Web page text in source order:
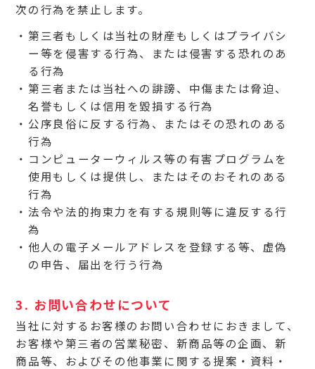
次の行為を禁止します。
第三者もしくは当社の財産もしくはプライバシ
ー等を侵害する行為、または侵害する恐れのあ
る行為
第三者または当社への誹謗、中傷または脅迫、
名誉もしくは信用を毀損する行為
公序良俗に反する行為、またはその恐れのある
行為
コンピューターウィルス等の有害プログラムを
使用もしくは提供し、またはそのおそれのある
行為
法令や法的拘束力を有する規則等に違反する行
為
他人の電子メールアドレスを登録する等、虚偽
の申告、届出を行う行為
3. お問い合わせについて
当社に対するお客様のお問い合わせにおきまして、
お客様や第三者の営業秘密、新商品等の企画、新
商品等、およびその他事業に関する提案・資料・